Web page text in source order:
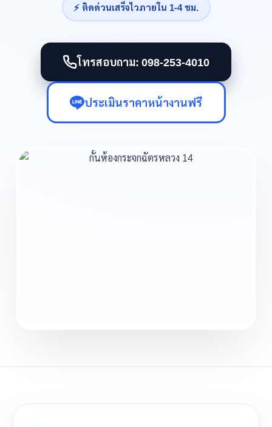
⚡ ติดด่วนเสร็จไวภายใน 1-4 ชม.
โทรสอบถาม: 098-253-4010
ประเมินราคาหน้างานฟรี